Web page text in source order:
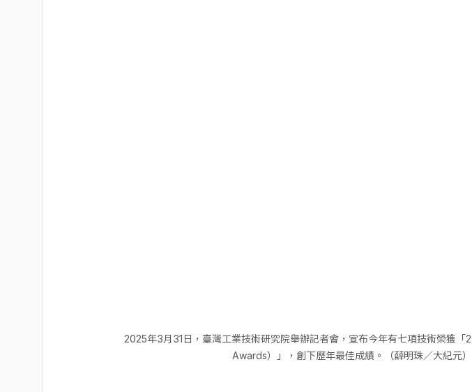
2025年3月31日，臺灣工業技術研究院舉辦記者會，宣布今年有七項技術榮獲「
Awards）」，創下歷年最佳成績。（薛明珠／大紀元）